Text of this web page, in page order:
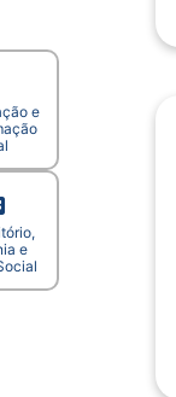
e
e